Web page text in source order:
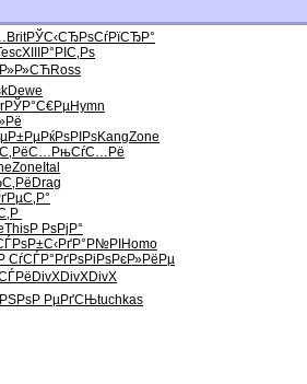
BritРЎС‹СЂРѕСѓРїСЂР°
XIII
Р°РІС‚Рѕ
Ross
Dewe
РЎР°С€РµHymn
РќРѕРІРѕKangZone
РњСѓС…Рё
Zone Ital
Drag
ThisР РѕРјР°
РґР°Р№РІ Homo
Р СѓСЃР° РґРѕРіРѕРєР»РёРµ
DivXDivXDivX
Р РµРґСЊtuchkas